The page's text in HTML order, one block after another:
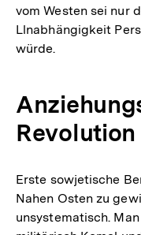
vom Westen sei nur
Llnabhängigkeit
würde.
Erste sowjetische
Nahen Osten zu
unsystematisch.